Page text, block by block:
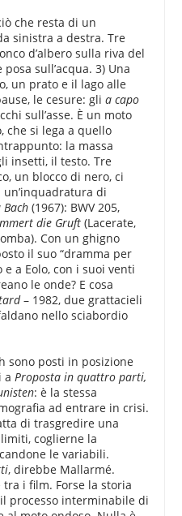
che resta di un
sinistra a destra. Tre
d’albero sulla riva del
sull’acqua. 3) Una
un prato e il lago alle
le cesure: gli a capo
sull’asse. È un moto
che si lega a quello
la massa
insetti, il testo. Tre
un blocco di nero, ci
di
(1967): BWV 205,
die Gruft (Lacerate,
Con un ghigno
il suo “dramma per
a Eolo, con i suoi venti
le onde? E cosa
– 1982, due grattacieli
nello sciabordio
sono posti in posizione
aProposta in quattro parti,
: è la stessa
ad entrare in crisi.
di trasgredire una
coglierne la
le variabili.
, direbbe Mallarmé.
i film. Forse la storia
processo interminabile di